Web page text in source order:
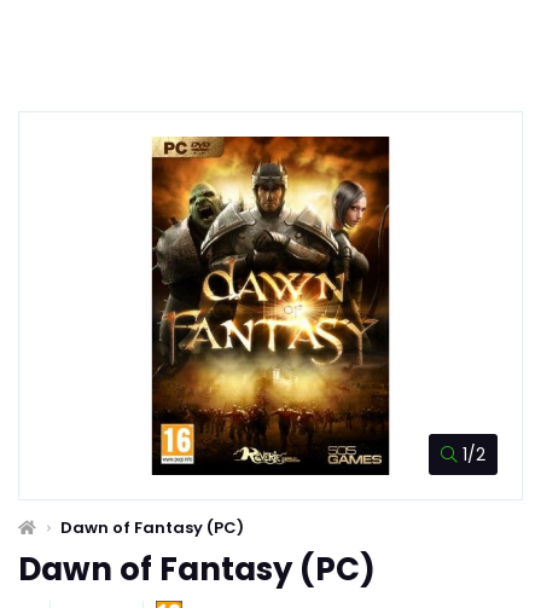
1/2
Dawn of Fantasy (PC)
Dawn of Fantasy (PC)